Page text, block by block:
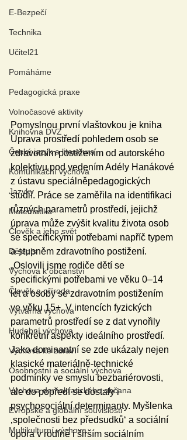
E-Bezpečí
Technika
Učitel21
Pomáháme
Pedagogická praxe
Volnočasové aktivity
Knihovna DVZ
Český jazyk a literatura
Komunikační výchova
Jazyky
Matematika
Člověk a jeho svět
Dějepis
Výchova k občanství
Člověk a příroda
Výtvarná výchova
Hudební výchova
Výchova ke zdraví
Osobnostní a sociální výchova
Výchova demokratického občana
Evropské a globální souvislosti
Multikulturní výchova
Pomyslnou první vlaštovkou je kniha
Úprava prostředí pohledem osob se
zdravotním postižením od autorského
kolektivu pod vedením Adély Hanákové
z ústavu speciálněpedagogických
studií. Práce se zaměřila na identifikaci
různých parametrů prostředí, jejichž
úprava může zvýšit kvalitu života osob
se specifickými potřebami napříč typem
a stupněm zdravotního postižení.
„Oslovili jsme rodiče dětí se
specifickými potřebami ve věku 0–14
let a osoby se zdravotním postižením
ve věku 15+. V intencích fyzických
parametrů prostředí se z dat vynořily
konkrétní aspekty ideálního prostředí.
Jako dominantní se zde ukázaly nejen
klasické materiálně-technické
podmínky ve smyslu bezbariérovosti,
ale do popředí se dostaly i
psychosociální determinanty. Myšlenka
‚společnosti bez předsudků‘ a sociální
opora v rodině i širším sociálním